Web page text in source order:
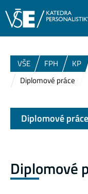
VŠE FPH KP
Diplomové práce
Diplomové
Diplomové práce